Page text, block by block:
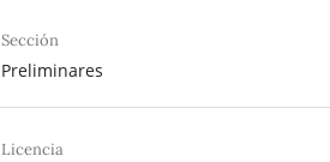
Sección
Preliminares
Licencia